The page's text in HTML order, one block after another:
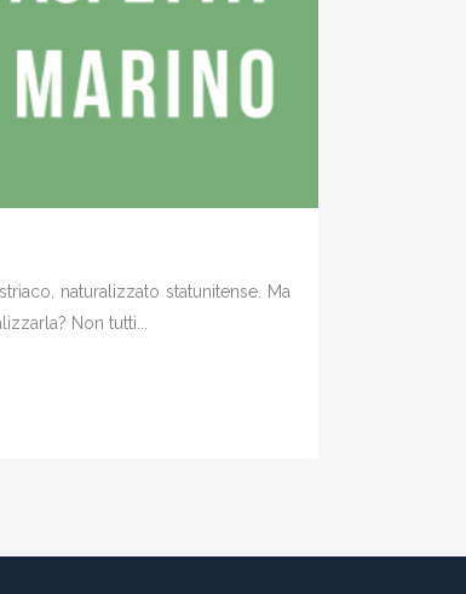
naturalizzato statunitense. Ma
Non tutti...